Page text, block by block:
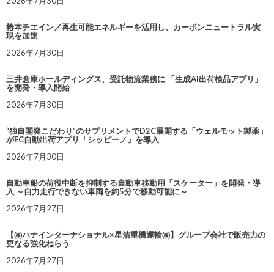
椿本チエイン／再生可能エネルギーを活用し、カーボンニュートラル実
現を加速
2026年7月30日
三井倉庫ホールディングス、受託物流業務に 「生成AI出荷検品アプリ」
を開発・導入開始
2026年7月30日
“独自開発こだわり”のサプリメントでD2C展開する「ウェルモット製薬」
がEC自動出荷アプリ「シッピーノ」を導入
2026年7月30日
自動車船の荷役中断を抑制する自動車移動用「スケーター」を開発・導
入 ～自力走行できない車両を約5分で移動可能に～
2026年7月27日
【㈱ハナインターナショナル×星清重機運輸㈱】グループ会社で販売力の
更なる強化ねらう
2026年7月27日